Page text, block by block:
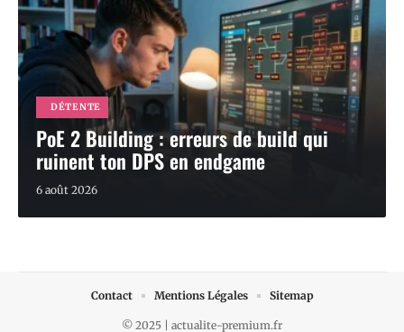
DÉTENTE
PoE 2 Building : erreurs de build qui
ruinent ton DPS en endgame
6 août 2026
© 2025 | actualite-premium.fr
Contact Mentions Légales Sitemap